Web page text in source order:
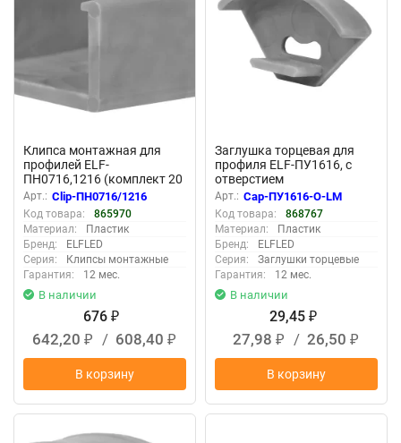
Клипса монтажная для
профилей ELF-
ПН0716,1216 (комплект 20
шт)
Арт.: Clip-ПН0716/1216
Код товара:
865970
Материал:
Пластик
Бренд:
ELFLED
Серия:
Клипсы монтажные
Гарантия:
12 мес.
В наличии
676 ₽
642,20 ₽ / 608,40 ₽
В корзину
Заглушка торцевая для
профиля ELF-ПУ1616, с
отверстием
Арт.: Cap-ПУ1616-О-LM
Код товара:
868767
Материал:
Пластик
Бренд:
ELFLED
Серия:
Заглушки торцевые
Гарантия:
12 мес.
В наличии
29,45 ₽
27,98 ₽ / 26,50 ₽
В корзину